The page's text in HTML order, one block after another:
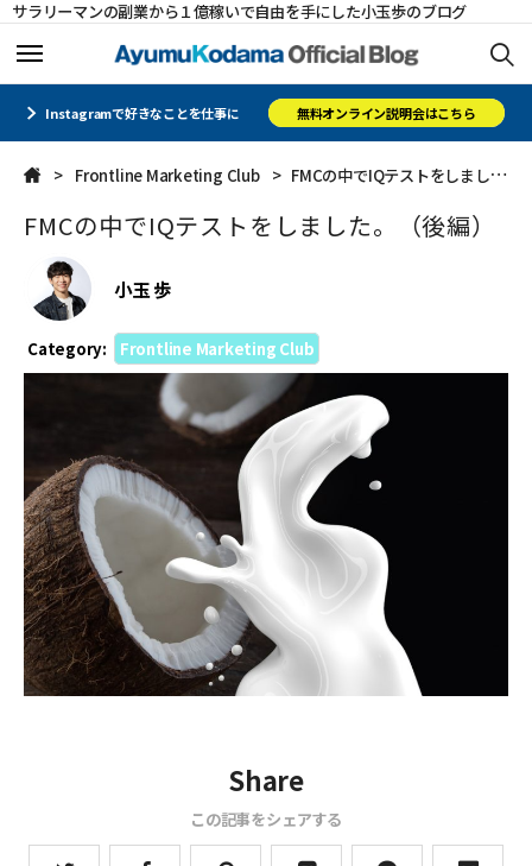
サラリーマンの副業から１億稼いで自由を手にした小玉歩のブログ
ホーム
メルマガ
コミュニティ
オフィシャルサイト
会社概要
CLOSE
ホーム
メルマガ
コミュニティ
オフィシャルサイト
会社概要
CLOSE
Instagramで好きなことを仕事に 無料オンライン説明会はこちら
Frontline Marketing Club FMCの中でIQテストをしました。（後編）
FMCの中でIQテストをしました。（後編）
小玉 歩
Category: Frontline Marketing Club
Share
この記事をシェアする